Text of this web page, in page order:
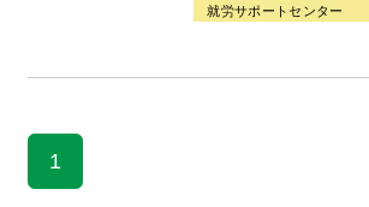
就労サポートセンター
1